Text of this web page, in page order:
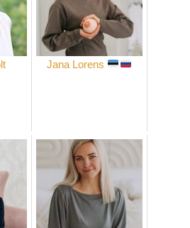
Jana Lorens